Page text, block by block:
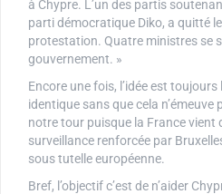
à Chypre. L’un des partis
parti démocratique Diko, a quitté
protestation. Quatre ministres se
gouvernement. »
Encore une fois, l’idée est
identique sans que cela n’émeuve
notre tour puisque la France vient
surveillance renforcée par
sous tutelle européenne.
Bref, l’objectif c’est de n’aider